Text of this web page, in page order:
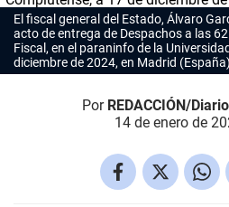
El fiscal general del Estado, Álvaro
acto de entrega de Despachos a las
Fiscal, en el paraninfo de la
diciembre de 2024, en Madrid
Por REDACCIÓN/
14 de enero de